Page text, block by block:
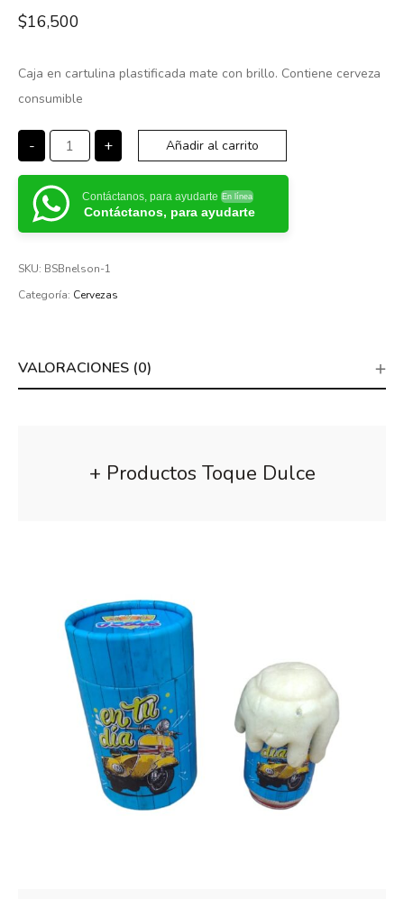
$16,500
Caja en cartulina plastificada mate con brillo. Contiene cerveza
consumible
- + Añadir al carrito
Contáctanos, para ayudarte En línea
Contáctanos, para ayudarte
SKU: BSBnelson-1
Categoría: Cervezas
VALORACIONES (0)
+ Productos Toque Dulce